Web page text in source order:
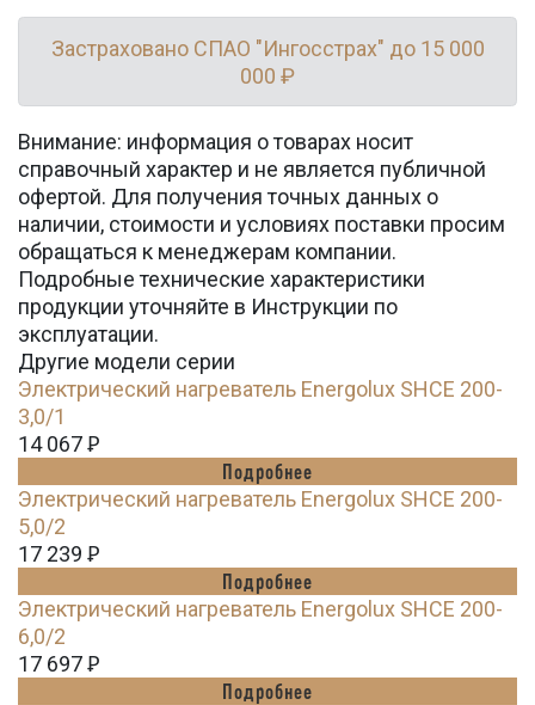
Застраховано СПАО "Ингосстрах" до 15 000
000 ₽
Внимание: информация о товарах носит
справочный характер и не является публичной
офертой. Для получения точных данных о
наличии, стоимости и условиях поставки просим
обращаться к менеджерам компании.
Подробные технические характеристики
продукции уточняйте в Инструкции по
эксплуатации.
Другие модели серии
Электрический нагреватель Energolux SHCE 200-
3,0/1
14 067Ꝑ
Подробнее
Электрический нагреватель Energolux SHCE 200-
5,0/2
17 239 Ꝑ
Подробнее
Электрический нагреватель Energolux SHCE 200-
6,0/2
17 697Ꝑ
Подробнее